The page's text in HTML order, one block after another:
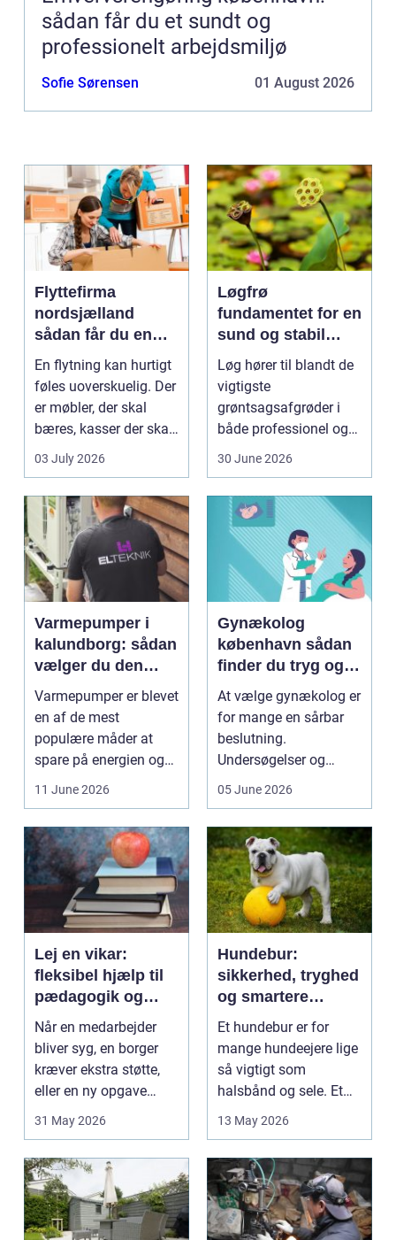
sådan får du et sundt og
professionelt arbejdsmiljø
Sofie Sørensen 01 August 2026
Flyttefirma
nordsjælland
sådan får du en
tryg og effektiv
flytning
En flytning kan hurtigt
føles uoverskuelig. Der
er møbler, der skal
bæres, kasser der skal
pakkes, o...
03 July 2026
Løgfrø
fundamentet for en
sund og stabil
løgavl
Løg hører til blandt de
vigtigste
grøntsagsafgrøder i
både professionel og
hobbybaseret
30 June 2026
Varmepumper i
kalundborg: sådan
vælger du den
rigtige løsning
Varmepumper er blevet
en af de mest
populære måder at
spare på energien og
få et bedre indeklima
11 June 2026
Gynækolog
københavn sådan
finder du tryg og
professionel hjælp
At vælge gynækolog er
for mange en sårbar
beslutning.
Undersøgelser og
behandlinger foregår i
05 June 2026
Lej en vikar:
fleksibel hjælp til
pædagogik og
sundhed
Når en medarbejder
bliver syg, en borger
kræver ekstra støtte,
eller en ny opgave
opstår fra dag til...
31 May 2026
Hundebur:
sikkerhed, tryghed
og smartere
hverdag med hund
Et hundebur er for
mange hundeejere lige
så vigtigt som
halsbånd og sele. Et
godt bur gi...
13 May 2026